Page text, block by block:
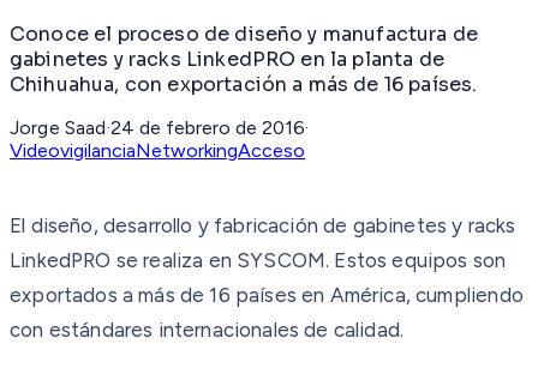
Conoce el proceso de diseño y manufactura de
gabinetes y racks LinkedPRO en la planta de
Chihuahua, con exportación a más de 16 países.
Jorge Saad·24 de febrero de 2016·
VideovigilanciaNetworkingAcceso
El diseño, desarrollo y fabricación de gabinetes y racks
LinkedPRO se realiza en SYSCOM. Estos equipos son
exportados a más de 16 países en América, cumpliendo
con estándares internacionales de calidad.